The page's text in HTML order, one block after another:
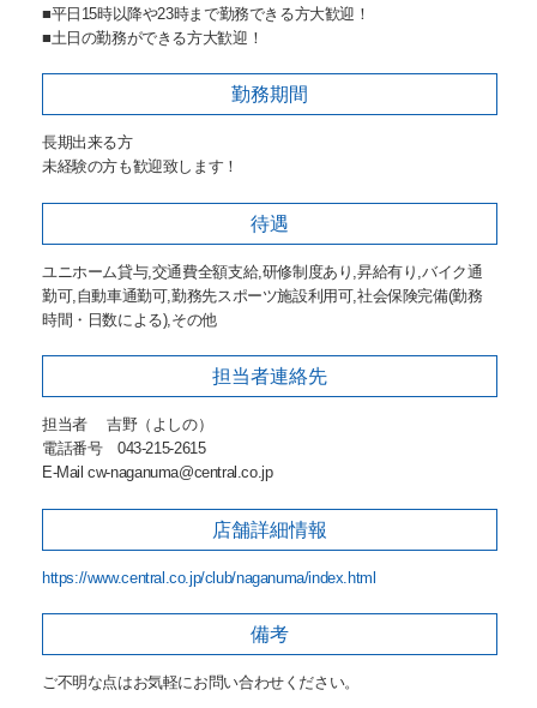
■平日15時以降や23時まで勤務できる方大歓迎！
■土日の勤務ができる方大歓迎！
勤務期間
長期出来る方
未経験の方も歓迎致します！
待遇
ユニホーム貸与,交通費全額支給,研修制度あり,昇給有り,バイク通
勤可,自動車通勤可,勤務先スポーツ施設利用可,社会保険完備(勤務
時間・日数による),その他
担当者連絡先
担当者 吉野（よしの）
電話番号 043-215-2615
E-Mail cw-naganuma@central.co.jp
店舗詳細情報
https://www.central.co.jp/club/naganuma/index.html
備考
ご不明な点はお気軽にお問い合わせください。